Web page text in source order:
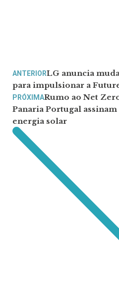
ANTERIORLG anuncia
para impulsionar a
PRÓXIMARumo ao Net
Panaria Portugal
energia solar